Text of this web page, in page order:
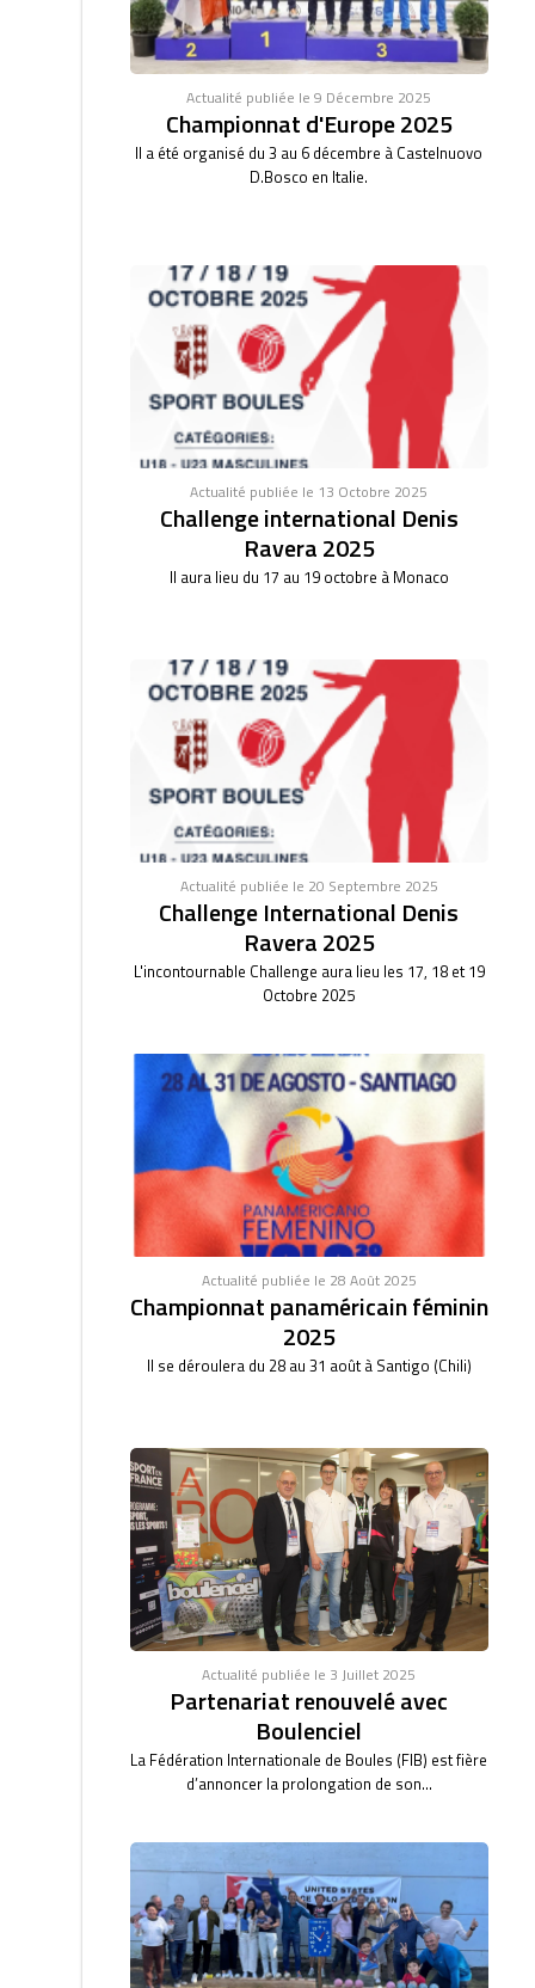
Actualité publiée le 9 Décembre 2025
Championnat d'Europe 2025
Il a été organisé du 3 au 6 décembre à Castelnuovo
D.Bosco en Italie.
Actualité publiée le 13 Octobre 2025
Challenge international Denis
Ravera 2025
Il aura lieu du 17 au 19 octobre à Monaco
Actualité publiée le 20 Septembre 2025
Challenge International Denis
Ravera 2025
L'incontournable Challenge aura lieu les 17, 18 et 19
Octobre 2025
Actualité publiée le 28 Août 2025
Championnat panaméricain féminin
2025
Il se déroulera du 28 au 31 août à Santigo (Chili)
Actualité publiée le 3 Juillet 2025
Partenariat renouvelé avec
Boulenciel
La Fédération Internationale de Boules (FIB) est fière
d’annoncer la prolongation de son...